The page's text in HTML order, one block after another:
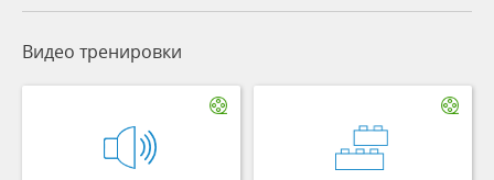
Видео тренировки